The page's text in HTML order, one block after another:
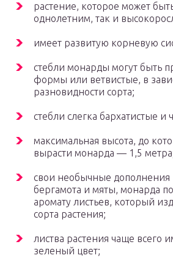
растение, которое может
однолетним, так и
имеет развитую корневую
стебли монарды могут быть
формы или ветвистые, в
разновидности сорта;
стебли слегка бархатистые
максимальная высота, до
вырасти монарда — 1,5
свои необычные дополнения
бергамота и мяты, монарда
аромату листьев, который
сорта растения;
листва растения чаще всего
зеленый цвет;